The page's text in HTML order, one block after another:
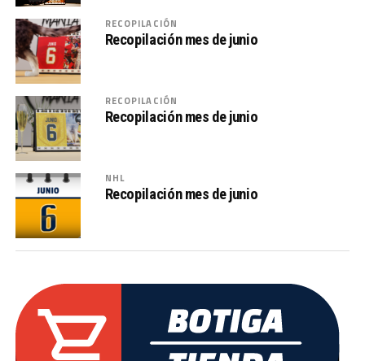
RECOPILACIÓN
Recopilación mes de junio
RECOPILACIÓN
Recopilación mes de junio
NHL
Recopilación mes de junio